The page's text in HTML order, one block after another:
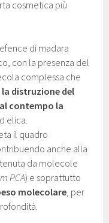
cosmetica più
di madara
con la presenza del
complessa che
distruzione del
contempo la
elica.
il quadro
anche alla
da molecole
PCA) e soprattutto
molecolare, per